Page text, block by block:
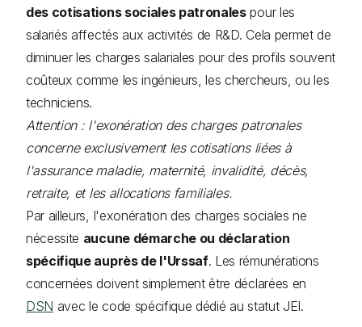
des cotisations sociales patronalespour les
salariés affectés aux activités de R&D. Cela permet de
diminuer les charges salariales pour des profils souvent
coûteux comme les ingénieurs, les chercheurs, ou les
techniciens.
Attention : l'exonération des charges patronales
concerne exclusivement les cotisations liées à
l'assurance maladie, maternité, invalidité, décès,
retraite, et les allocations familiales.
Par ailleurs, l'exonération des charges sociales ne
nécessite aucune démarche ou déclaration
spécifique auprès de l'Urssaf. Les rémunérations
concernées doivent simplement être déclarées en
DSN avec le code spécifique dédié au statut JEI.